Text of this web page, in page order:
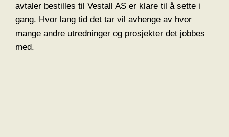
avtaler bestilles til Vestall AS er klare til å sette i
gang. Hvor lang tid det tar vil avhenge av hvor
mange andre utredninger og prosjekter det jobbes
med.